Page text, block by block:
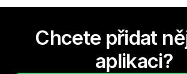
Chcete přidat
aplikaci?